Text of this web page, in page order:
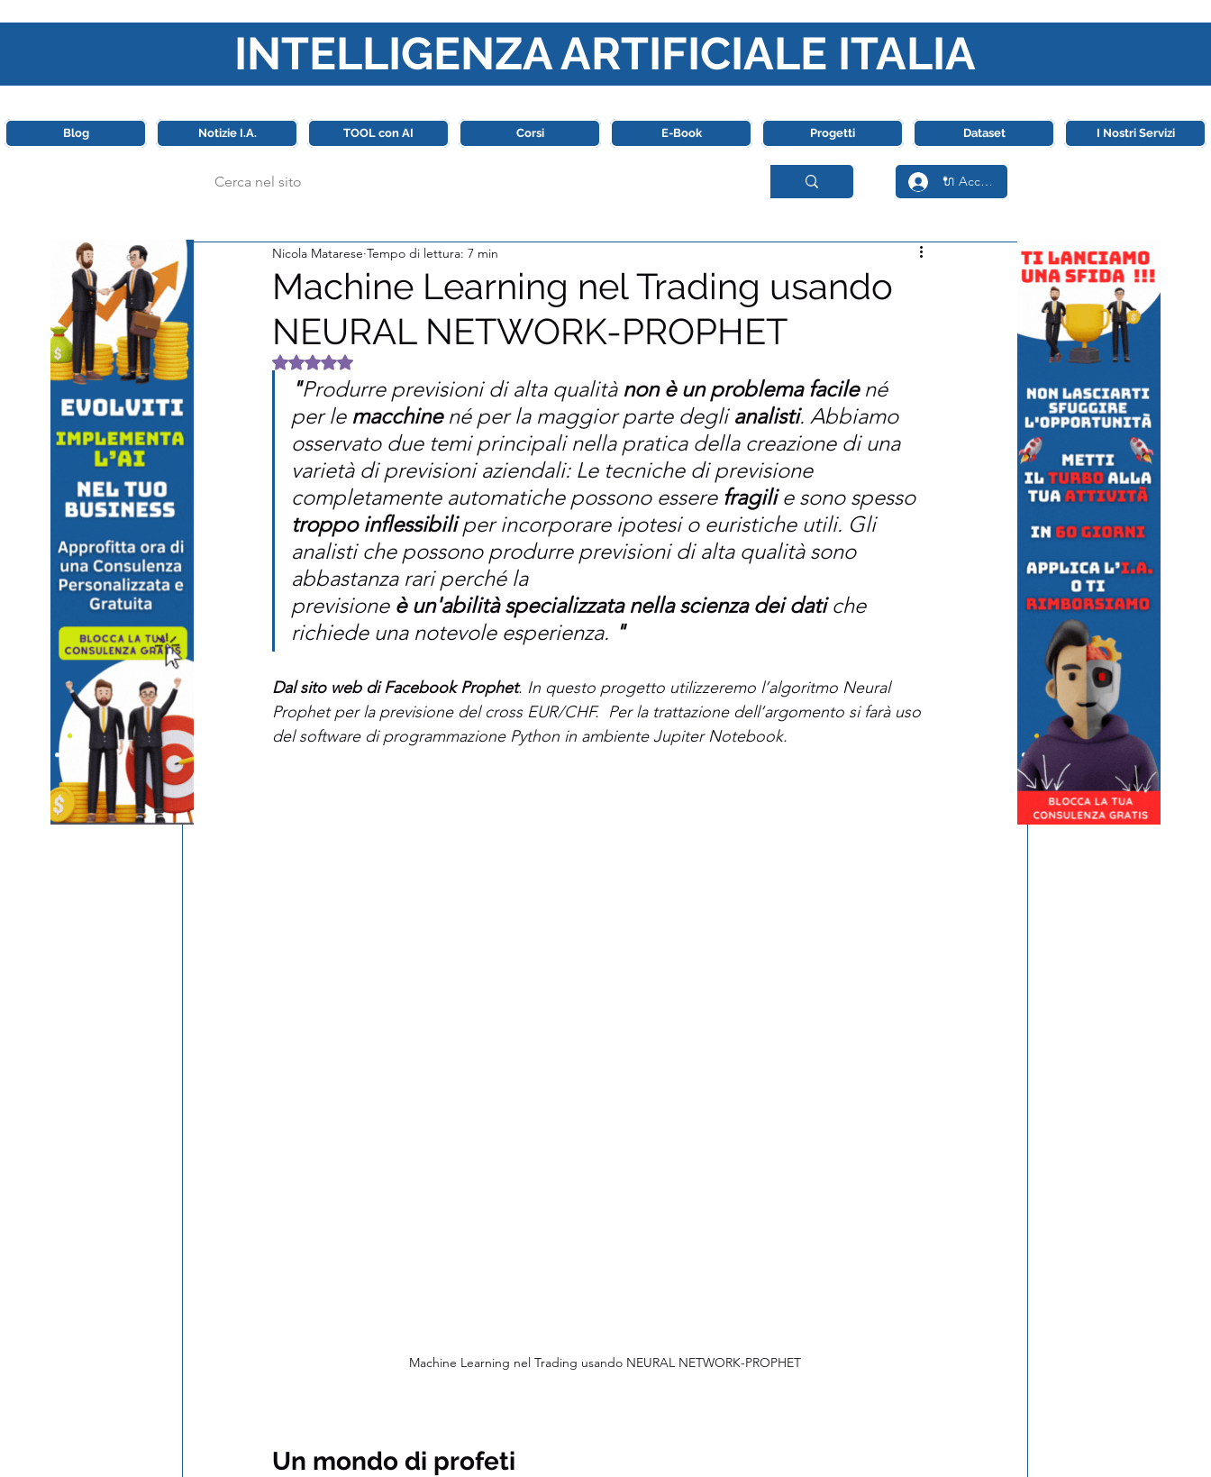
INTELLIGENZA ARTIFICIALE ITALIA
Blog Notizie I.A. TOOL con AI Corsi E-Book Progetti Dataset I Nostri Servizi
🔌 Accedi
Machine Learning nel Trading usando
NEURAL NETWORK-PROPHET
Nicola Matarese Tempo di lettura: 7 min
Valutazione NaN stelle su 5.
"Produrre previsioni di alta qualità non è un problema facile né
per le macchine né per la maggior parte degli analisti. Abbiamo
osservato due temi principali nella pratica della creazione di una
varietà di previsioni aziendali: Le tecniche di previsione
completamente automatiche possono essere fragili e sono spesso
troppo inflessibili per incorporare ipotesi o euristiche utili. Gli
analisti che possono produrre previsioni di alta qualità sono
abbastanza rari perché la
previsione è un'abilità specializzata nella scienza dei dati che
richiede una notevole esperienza. "
Dal sito web di Facebook Prophet. In questo progetto utilizzeremo l’algoritmo Neural
Prophet per la previsione del cross EUR/CHF.  Per la trattazione dell’argomento si farà uso
del software di programmazione Python in ambiente Jupiter Notebook.
Machine Learning nel Trading usando NEURAL NETWORK-PROPHET
Un mondo di profeti